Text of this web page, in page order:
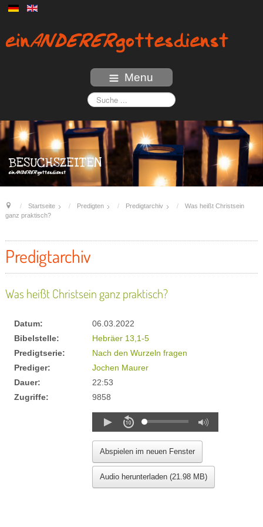
Menu
Startseite Predigten Predigtarchiv
Was heißt Christsein
ganz praktisch?
Predigtarchiv
Was heißt Christsein ganz praktisch?
Datum:
06.03.2022
Bibelstelle:
Hebräer 13,1-5
Predigtserie:
Nach den Wurzeln fragen
Prediger:
Jochen Maurer
Dauer:
22:53
Zugriffe:
9858